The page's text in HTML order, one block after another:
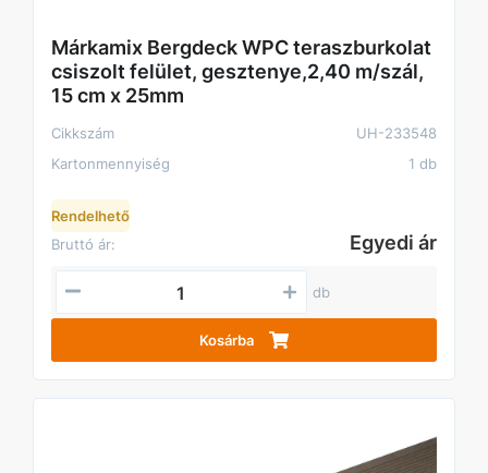
Márkamix Bergdeck WPC teraszburkolat
csiszolt felület, gesztenye,2,40 m/szál,
15 cm x 25mm
Cikkszám
UH-233548
Kartonmennyiség
1 db
Rendelhető
Bruttó ár:
Egyedi ár
db
Kosárba